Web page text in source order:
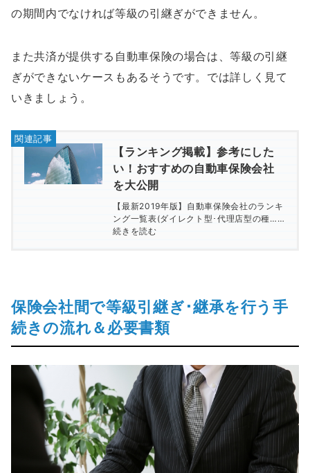
の期間内でなければ等級の引継ぎができません。
また共済が提供する自動車保険の場合は、等級の引継
ぎができないケースもあるそうです。では詳しく見て
いきましょう。
【ランキング掲載】参考にした
い！おすすめの自動車保険会社
を大公開
【最新2019年版】自動車保険会社のランキ
ング一覧表(ダイレクト型･代理店型の種……
続きを読む
保険会社間で等級引継ぎ･継承を行う手
続きの流れ＆必要書類